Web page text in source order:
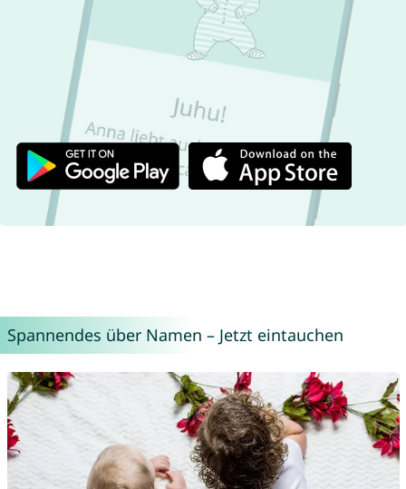
Spannendes über Namen – Jetzt eintauchen